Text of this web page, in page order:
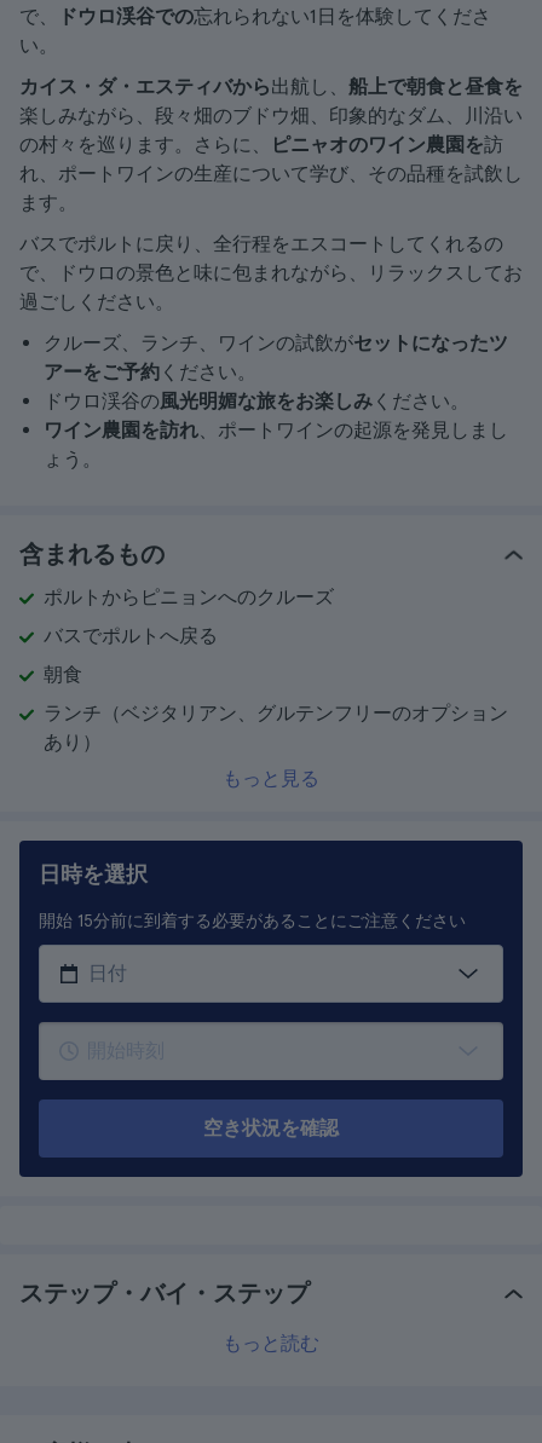
で、
ドウロ渓谷での忘れられない1日を体験してくださ
い。
カイス・ダ・エスティバから出航し、 船上で朝食と昼食を
楽しみながら、段々畑のブドウ畑、印象的なダム、川沿い
の村々を巡ります。さらに、
ピニャオのワイン農園を訪
れ、ポートワインの生産について学び、その品種を試飲し
ます。
バスでポルトに戻り、全行程をエスコートしてくれるの
で、ドウロの景色と味に包まれながら、リラックスしてお
過ごしください。
クルーズ、ランチ、ワインの試飲がセットになったツ
アーをご予約 ください。
ドウロ渓谷の風光明媚な旅をお楽しみ ください。
ワイン農園を訪れ、ポートワインの起源を発見しまし
ょう。
含まれるもの
ポルトからピニョンへのクルーズ
バスでポルトへ戻る
朝食
ランチ（ベジタリアン、グルテンフリーのオプション
あり）
もっと見る
日時を選択
開始 15分前に到着する必要があることにご注意ください
空き状況を確認
ステップ・バイ・ステップ
もっと読む